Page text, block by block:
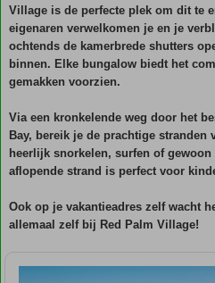
Village is de perfecte plek om dit te
eigenaren verwelkomen je en je
ochtends de kamerbrede shutters
binnen. Elke bungalow biedt het
gemakken voorzien.
Via een kronkelende weg door het
Bay, bereik je de prachtige stranden
heerlijk snorkelen, surfen of gewoon
aflopende strand is perfect voor
Ook op je vakantieadres zelf wacht
allemaal zelf bij Red Palm Village!